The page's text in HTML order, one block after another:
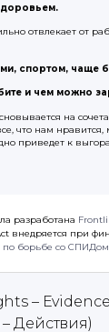
отвлекает от
спортом, чаще
и чем можно
на
что нам
приведет к
разработана
внедряется при
по борьбе со
–
– Действия)